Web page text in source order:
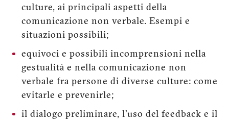
culture, ai principali aspetti della
comunicazione non verbale. Esempi e
situazioni possibili;
equivoci e possibili incomprensioni nella
gestualità e nella comunicazione non
verbale fra persone di diverse culture: come
evitarle e prevenirle;
il dialogo preliminare, l’uso del feedback e il